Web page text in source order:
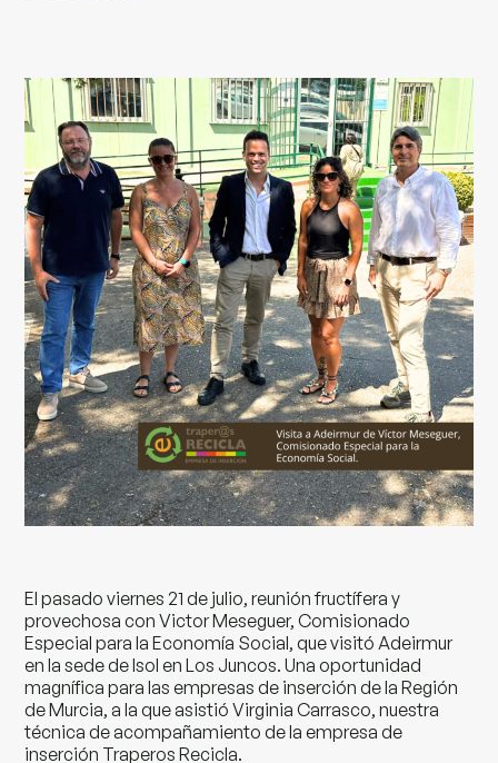
El pasado viernes 21 de julio, reunión fructífera y
provechosa con Victor Meseguer, Comisionado
Especial para la Economía Social, que visitóAdeirmur
en la sede deIsol en Los Juncos. Una oportunidad
magnífica para las empresas de inserción de la Región
de Murcia, a la que asistió Virginia Carrasco, nuestra
técnica de acompañamiento de la empresa de
inserción Traperos Recicla.